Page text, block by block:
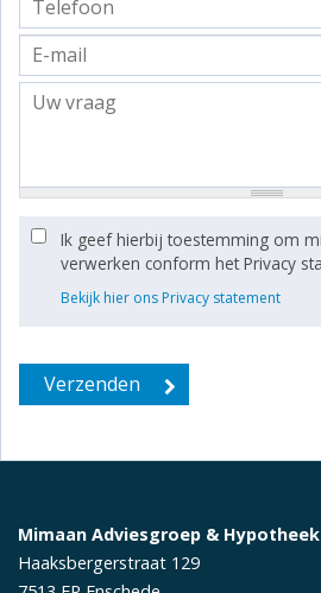
Ik geef hierbij toestemming om
verwerken conform het Privacy
Bekijk hier ons Privacy statement
Mimaan Adviesgroep &
Haaksbergerstraat 129